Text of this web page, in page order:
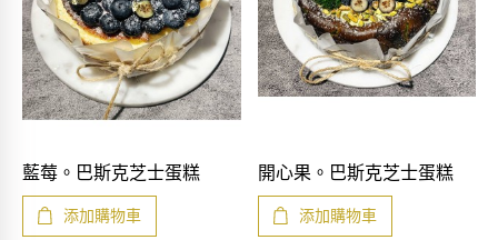
快速查看
藍莓。巴斯克芝士蛋糕
添加購物車
快速查看
開心果。巴斯克芝士蛋糕
添加購物車